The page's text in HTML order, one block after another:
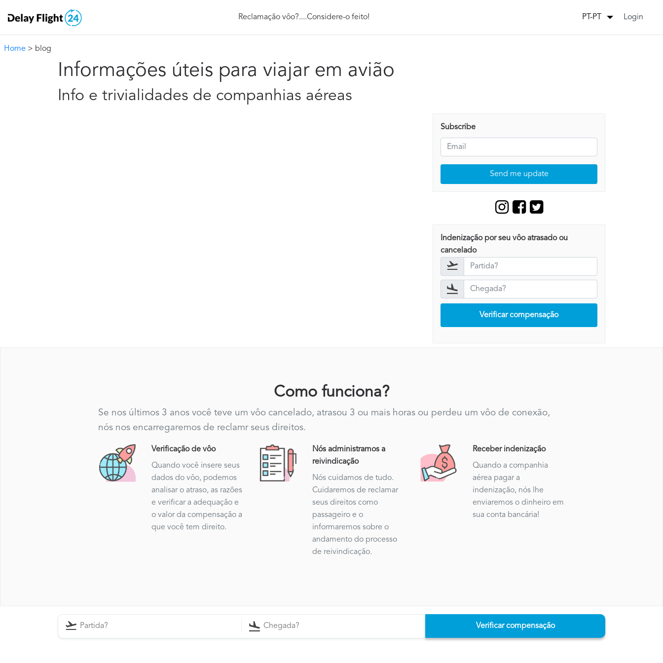
Reclamação vôo?....Considere-o feito! PT-PT Login
Home > blog
Informações úteis para viajar em avião
Info e trivialidades de companhias aéreas
Subscribe
Send me update
Indenização por seu vôo atrasado ou
cancelado
Verificar compensação
Como funciona?
Se nos últimos 3 anos você teve um vôo cancelado, atrasou 3 ou mais horas ou perdeu um vôo de conexão,
nós nos encarregaremos de reclamr seus direitos.
Verificação de vôo
Quando você insere seus
dados do vôo, podemos
analisar o atraso, as razões
e verificar a adequação e
o valor da compensação a
que você tem direito.
Nós administramos a
reivindicação
Nós cuidamos de tudo.
Cuidaremos de reclamar
seus direitos como
passageiro e o
informaremos sobre o
andamento do processo
de reivindicação.
Receber indenização
Quando a companhia
aérea pagar a
indenização, nós lhe
enviaremos o dinheiro em
sua conta bancária!
Verificar compensação